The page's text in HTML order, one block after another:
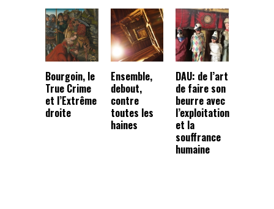
Bourgoin, le
True Crime
et l’Extrême
droite
Ensemble,
debout,
contre
toutes les
haines
DAU: de l’art
de faire son
beurre avec
l’exploitation
et la
souffrance
humaine